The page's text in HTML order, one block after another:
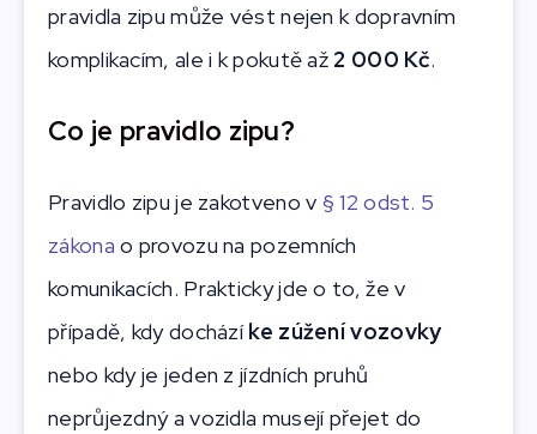
pravidla zipu může vést nejen k dopravním
komplikacím, ale i k pokutě až 2 000 Kč.
Co je pravidlo zipu?
Pravidlo zipu je zakotveno v § 12 odst. 5
zákona o provozu na pozemních
komunikacích. Prakticky jde o to, že v
případě, kdy docházíke zúžení vozovky
nebo kdy je jeden z jízdních pruhů
neprůjezdný a vozidla musejí přejet do